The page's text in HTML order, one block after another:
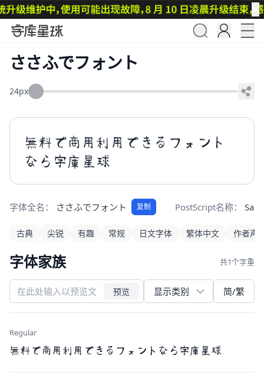
ささふでフォント
24px
無料で商用利用できるフォント
なら字庫星球
字体全名： ささふでフォント 复制 PostScript名称：
古典 尖锐 有趣 常规 日文字体 繁体中文 作者声
字体家族 共1个字重
预览 简/繁
Regular
無料で商用利用できるフォントなら字庫星球